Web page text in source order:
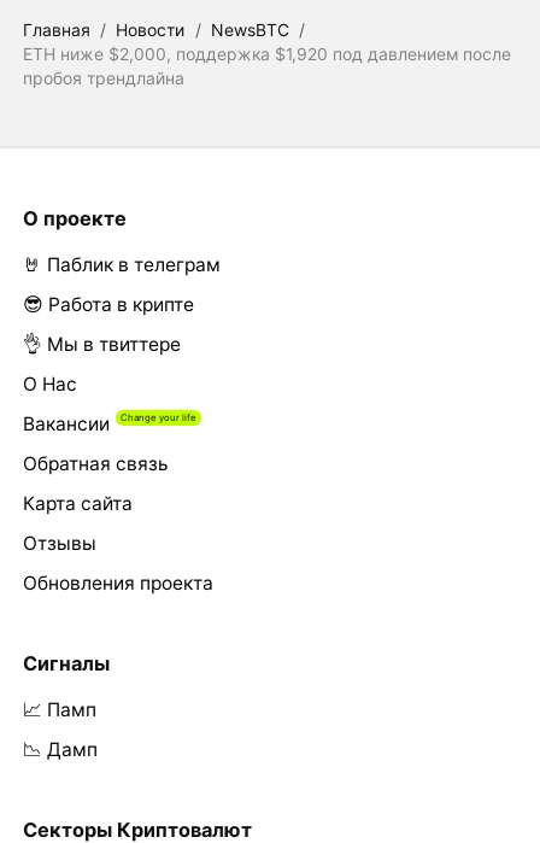
Главная / Новости / NewsBTC /
ETH ниже $2,000, поддержка $1,920 под давлением после
пробоя трендлайна
О проекте
🤘 Паблик в телеграм
😎 Работа в крипте
👌 Мы в твиттере
О Нас
Вакансии
Обратная связь
Карта сайта
Отзывы
Обновления проекта
Сигналы
📈 Памп
📉 Дамп
Секторы Криптовалют